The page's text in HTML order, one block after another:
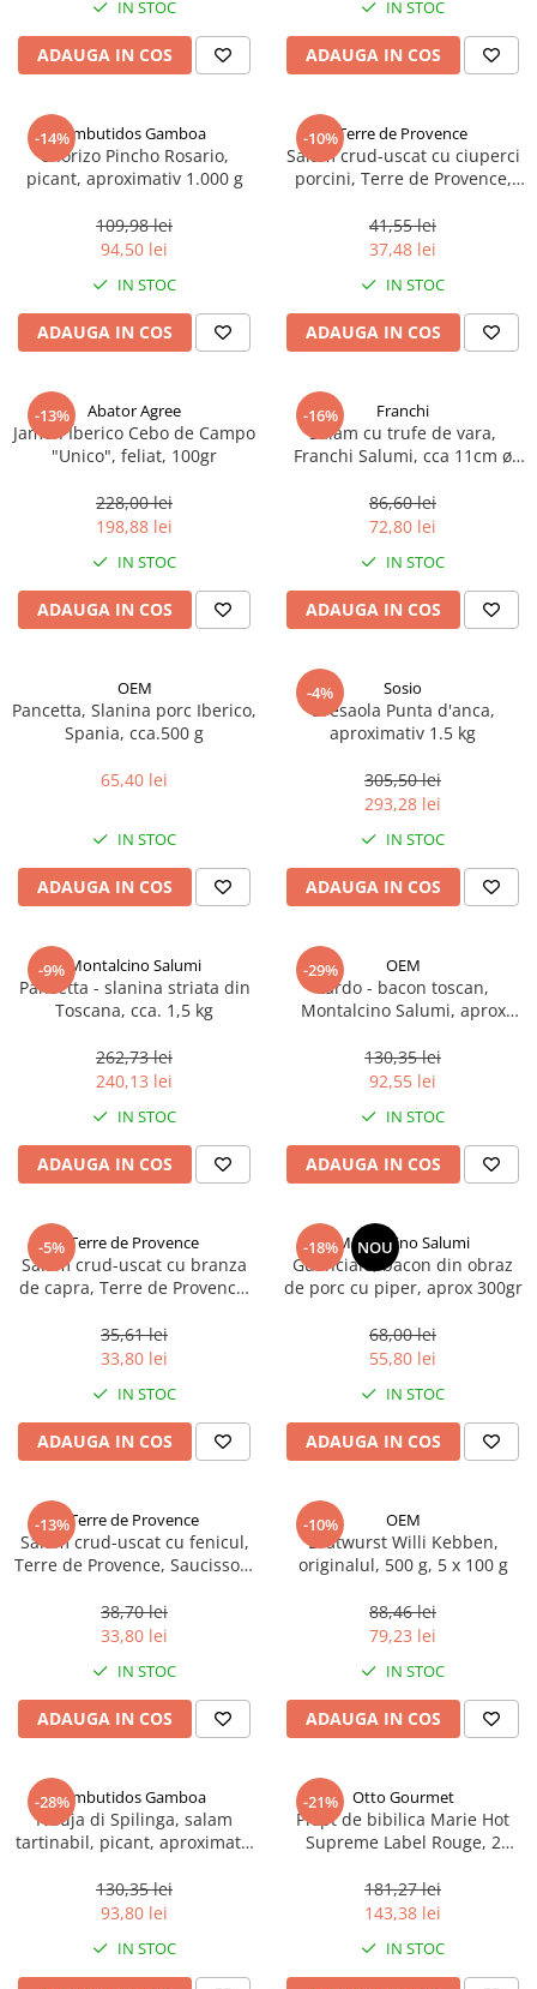
Mustar si specialitati din mustar
Otet
Alte tipuri de otet
Crema de otet balsamic si
preparate
Otet Fallot
Otet Gegenbauer
Otet Golles
Otet Weyers
Otet Wiberg Gastro
Piper
Produse de patiserie
Frisca si smantana
Sare de mare din Franta / Italia /
Spania / Cipru / Africa
Sare de mare din Oceanele Pacific
Sare de roca
Sare speciala
Terine si placinte
Uleiuri speciale/presate la rece
Ulei de masline extravirgin
Ulei Gewurzgarten
Ulei Huilerie Beaujolaise
Ulei Huileries du Berry
Uleiuri aromatizate
Ulei Wiberg Gastro
Razatoare, peelere, feliatoare
Tavi
Forme de copt
Placi de taiere
Accesorii pentru patiserie
Manusi de bucatarie
Vase gatit speciale
Suporturi pentru oale
Capace pentru vase de gatit
Vase cu inductie
Placi inductie
Prajitore paine
Gratare
IN STOC
ADAUGA IN COS
IN STOC
ADAUGA IN COS
-14%Embutidos Gamboa
Chorizo ​​​​Pincho Rosario,
picant, aproximativ 1.000 g
109,98 lei
94,50 lei
IN STOC
ADAUGA IN COS
-10%Terre de Provence
Salam crud-uscat cu ciuperci
porcini, Terre de Provence,
41,55 lei
37,48 lei
IN STOC
ADAUGA IN COS
-13% Abator Agree
Jamon Iberico Cebo de Campo
"Unico", feliat, 100gr
228,00 lei
198,88 lei
IN STOC
ADAUGA IN COS
-16% Franchi
Salam cu trufe de vara,
Franchi Salumi, cca 11cm ø
86,60 lei
72,80 lei
IN STOC
ADAUGA IN COS
OEM
Pancetta, Slanina porc Iberico,
Spania, cca.500 g
65,40 lei
IN STOC
ADAUGA IN COS
-4% Sosio
Bresaola Punta d'anca,
aproximativ 1.5 kg
305,50 lei
293,28 lei
IN STOC
ADAUGA IN COS
-9% Montalcino Salumi
Pancetta - slanina striata din
Toscana, cca. 1,5 kg
262,73 lei
240,13 lei
IN STOC
ADAUGA IN COS
-29% OEM
Lardo - bacon toscan,
Montalcino Salumi, aprox
130,35 lei
92,55 lei
IN STOC
ADAUGA IN COS
-5% Terre de Provence
Salam crud-uscat cu branza
de capra, Terre de Provence,
35,61 lei
33,80 lei
IN STOC
ADAUGA IN COS
-18% NOU
Montalcino Salumi
Guanciale, bacon din obraz
de porc cu piper, aprox 300gr
68,00 lei
55,80 lei
IN STOC
ADAUGA IN COS
-13%Terre de Provence
Salam crud-uscat cu fenicul,
Terre de Provence, Saucisson,
38,70 lei
33,80 lei
IN STOC
ADAUGA IN COS
-10% OEM
Bratwurst Willi Kebben,
originalul, 500 g, 5 x 100 g
88,46 lei
79,23 lei
IN STOC
ADAUGA IN COS
-28%Embutidos Gamboa
Nduja di Spilinga, salam
tartinabil, picant, aproximativ
130,35 lei
93,80 lei
IN STOC
-21% Otto Gourmet
Piept de bibilica Marie Hot
Supreme Label Rouge, 2
440 g
181,27 lei
143,38 lei
IN STOC